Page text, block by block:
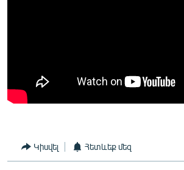
Կիսվել Հետևեք մեզ